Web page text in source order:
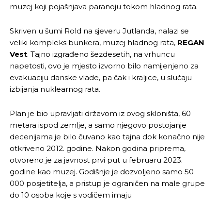
muzej koji pojašnjava paranoju tokom hladnog rata.
Skriven u šumi Rold na sjeveru Jutlanda, nalazi se
veliki kompleks bunkera, muzej hladnog rata, REGAN
Vest. Tajno izgrađeno šezdesetih, na vrhuncu
napetosti, ovo je mjesto izvorno bilo namijenjeno za
evakuaciju danske vlade, pa čak i kraljice, u slučaju
izbijanja nuklearnog rata.
Plan je bio upravljati državom iz ovog skloništa, 60
metara ispod zemlje, a samo njegovo postojanje
decenijama je bilo čuvano kao tajna dok konačno nije
otkriveno 2012. godine. Nakon godina priprema,
otvoreno je za javnost prvi put u februaru 2023.
godine kao muzej. Godišnje je dozvoljeno samo 50
000 posjetitelja, a pristup je ograničen na male grupe
do 10 osoba koje s vodičem imaju